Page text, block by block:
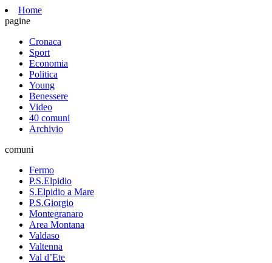
Home
pagine
Cronaca
Sport
Economia
Politica
Young
Benessere
Video
40 comuni
Archivio
comuni
Fermo
P.S.Elpidio
S.Elpidio a Mare
P.S.Giorgio
Montegranaro
Area Montana
Valdaso
Valtenna
Val d’Ete